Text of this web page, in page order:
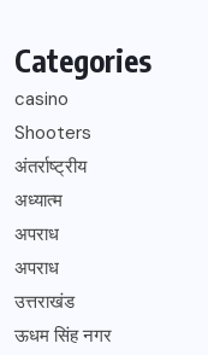
Categories
casino
Shooters
अंतर्राष्ट्रीय
अध्यात्म
अपराध
अपराध
उत्तराखंड
ऊधम सिंह नगर